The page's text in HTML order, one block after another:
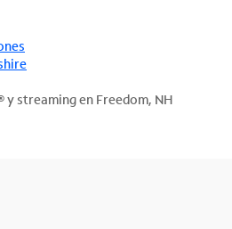
y streaming en Freedom, NH